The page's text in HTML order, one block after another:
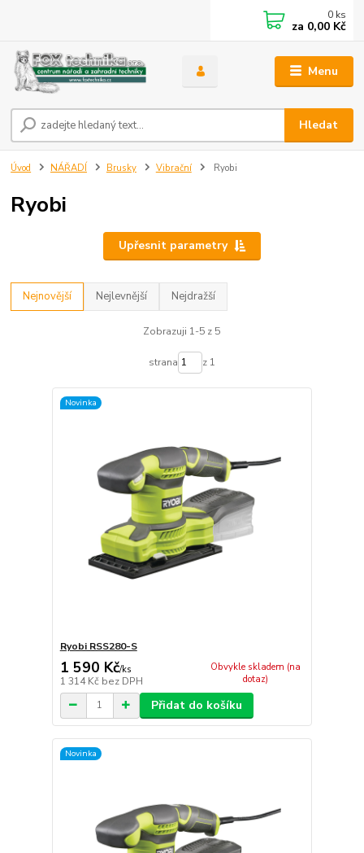
Menu
Hledat
0 ks
za 0,00 Kč
Úvod NÁŘADÍ Brusky Vibrační Ryobi
Ryobi
Upřesnit parametry
Nejnovější Nejlevnější Nejdražší
Zobrazuji 1-5 z 5
strana z 1
Novinka
Ryobi RSS280-S
1 590 Kč/ks
1 314 Kč bez DPH
Obvykle skladem (na
dotaz)
Přidat do košíku
Novinka